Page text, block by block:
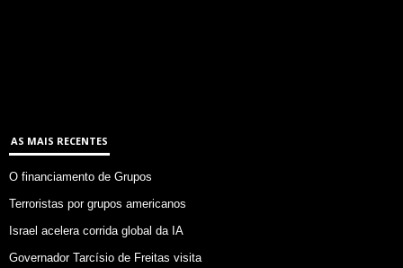
AS MAIS RECENTES
O financiamento de Grupos
Terroristas por grupos americanos
Israel acelera corrida global da IA
Governador Tarcísio de Freitas visita